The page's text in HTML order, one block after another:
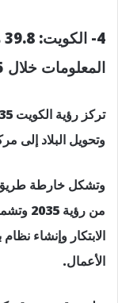
المعلومات خلال 5 سنوات
وتحويل البلاد إلى
وتشكل خارطة طريق
من
الابتكار وإنشاء
الأعمال.